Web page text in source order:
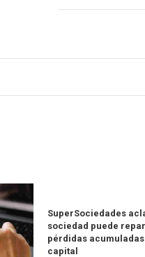
SuperSociedades
sociedad puede
pérdidas
capital